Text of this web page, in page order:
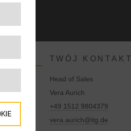
TWÓJ KONTAKT
Head of Sales
Vera Aurich
+49 1512 9804379
vera.aurich@itg.de